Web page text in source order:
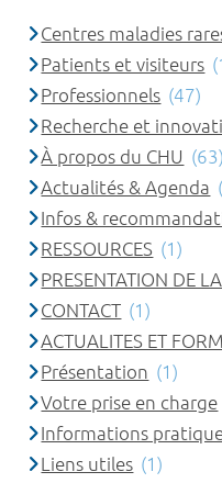
Centres maladies
Patients et visiteurs
Professionnels (47)
Recherche et
À propos du CHU (63)
Actualités & Agenda
Infos &
RESSOURCES (1)
PRESENTATION DE
CONTACT (1)
ACTUALITES ET
Présentation (1)
Votre prise en charge
Informations
Liens utiles (1)